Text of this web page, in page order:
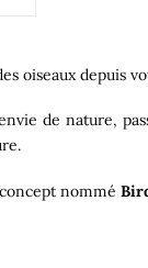
oiseaux depuis
de nature,
nommé